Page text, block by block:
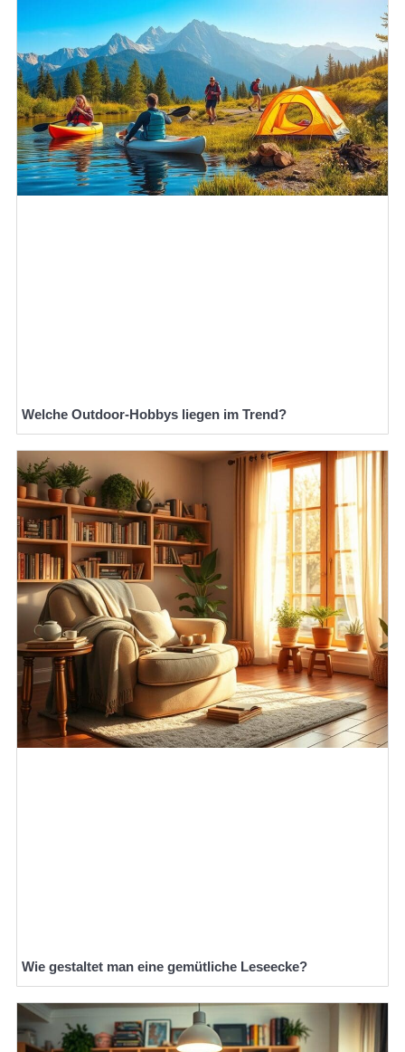
Welche Outdoor-Hobbys liegen im Trend?
Wie gestaltet man eine gemütliche Leseecke?